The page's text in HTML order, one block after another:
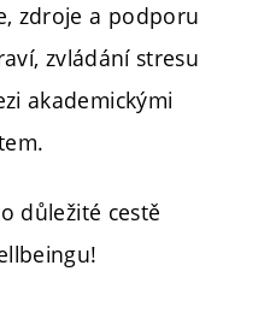
zdroje a podporu
zvládání stresu
akademickými
důležité cestě